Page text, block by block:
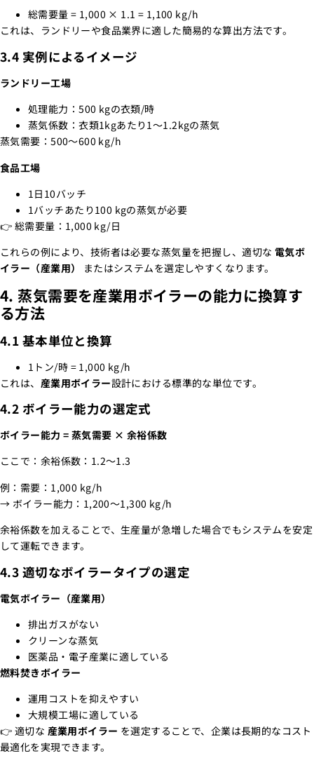
総需要量 = 1,000 × 1.1 = 1,100 kg/h
これは、ランドリーや食品業界に適した簡易的な算出方法です。
3.4 実例によるイメージ
ランドリー工場
処理能力：500 kgの衣類/時
蒸気係数：衣類1kgあたり1～1.2kgの蒸気
蒸気需要：500～600 kg/h
食品工場
1日10バッチ
1バッチあたり100 kgの蒸気が必要
👉 総需要量：1,000 kg/日
これらの例により、技術者は必要な蒸気量を把握し、適切な 電気ボ
イラー（産業用）
またはシステムを選定しやすくなります。
4. 蒸気需要を産業用ボイラーの能力に換算す
る方法
4.1 基本単位と換算
1トン/時 = 1,000 kg/h
これは、 産業用ボイラー設計における標準的な単位です。
4.2 ボイラー能力の選定式
ボイラー能力 = 蒸気需要 × 余裕係数
ここで：余裕係数：1.2～1.3
例：需要：1,000 kg/h
→ ボイラー能力：1,200～1,300 kg/h
余裕係数を加えることで、生産量が急増した場合でもシステムを安定
して運転できます。
4.3 適切なボイラータイプの選定
電気ボイラー（産業用）
排出ガスがない
クリーンな蒸気
医薬品・電子産業に適している
燃料焚きボイラー
運用コストを抑えやすい
大規模工場に適している
👉 適切な 産業用ボイラー を選定することで、企業は長期的なコスト
最適化を実現できます。